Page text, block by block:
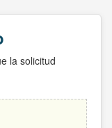
la solicitud